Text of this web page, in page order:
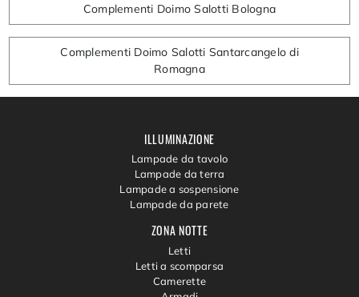
Complementi Doimo Salotti Bologna
Complementi Doimo Salotti Santarcangelo di
Romagna
ZONA NOTTE
Letti
Letti a scomparsa
Camerette
ILLUMINAZIONE
Lampade da tavolo
Lampade da terra
Lampade a sospensione
Lampade da parete